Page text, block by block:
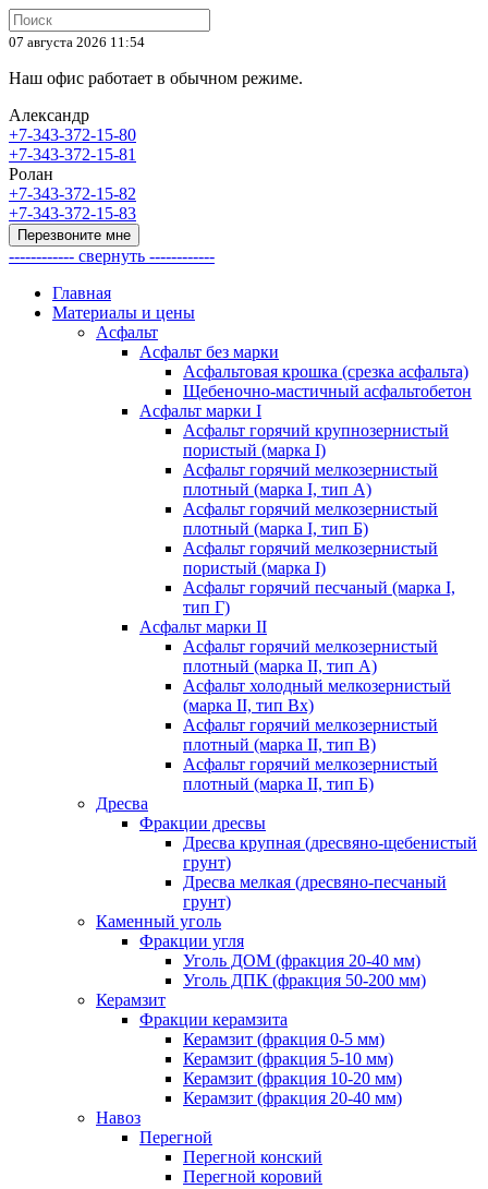
07 августа 2026 11:54
Наш офис работает в обычном режиме.
Александр
+7-343-372-15-80
+7-343-372-15-81
Ролан
+7-343-372-15-82
+7-343-372-15-83
Перезвоните мне
------------ свернуть ------------
Главная
Материалы и цены
Асфальт
Асфальт без марки
Асфальтовая крошка (срезка асфальта)
Щебеночно-мастичный асфальтобетон
Асфальт марки I
Асфальт горячий крупнозернистый
пористый (марка I)
Асфальт горячий мелкозернистый
плотный (марка I, тип А)
Асфальт горячий мелкозернистый
плотный (марка I, тип Б)
Асфальт горячий мелкозернистый
пористый (марка I)
Асфальт горячий песчаный (марка I,
тип Г)
Асфальт марки II
Асфальт горячий мелкозернистый
плотный (марка II, тип А)
Асфальт холодный мелкозернистый
(марка II, тип Вх)
Асфальт горячий мелкозернистый
плотный (марка II, тип В)
Асфальт горячий мелкозернистый
плотный (марка II, тип Б)
Дресва
Фракции дресвы
Дресва крупная (дресвяно-щебенистый
грунт)
Дресва мелкая (дресвяно-песчаный
грунт)
Каменный уголь
Фракции угля
Уголь ДОМ (фракция 20-40 мм)
Уголь ДПК (фракция 50-200 мм)
Керамзит
Фракции керамзита
Керамзит (фракция 0-5 мм)
Керамзит (фракция 5-10 мм)
Керамзит (фракция 10-20 мм)
Керамзит (фракция 20-40 мм)
Навоз
Перегной
Перегной конский
Перегной коровий